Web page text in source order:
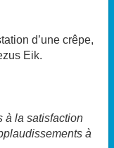
d’une crêpe,
Eik.
à la satisfaction
à